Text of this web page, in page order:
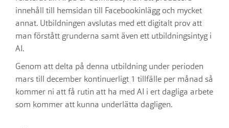
innehåll till hemsidan till Facebookinlägg och mycket
annat. Utbildningen avslutas med ett digitalt prov att
man förstått grunderna samt även ett utbildningsintyg i
AI.
Genom att delta på denna utbildning under perioden
mars till december kontinuerligt 1 tillfälle per månad så
kommer ni att få rutin att ha med AI i ert dagliga arbete
som kommer att kunna underlätta dagligen.